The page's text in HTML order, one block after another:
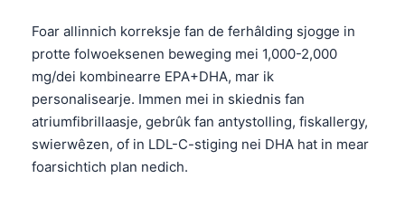
Foar allinnich korreksje fan de ferhâlding sjogge in
protte folwoeksenen beweging mei 1,000-2,000
mg/dei kombinearre EPA+DHA, mar ik
personalisearje. Immen mei in skiednis fan
atriumfibrillaasje, gebrûk fan antystolling, fiskallergy,
swierwêzen, of in LDL-C-stiging nei DHA hat in mear
foarsichtich plan nedich.
Português
Ελληνικά
Türkçe
Română
简体中文